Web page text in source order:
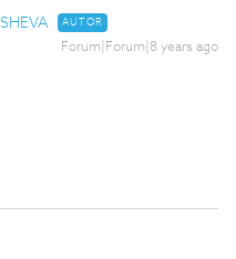
AUTOR
Forum|Forum|8 years ago